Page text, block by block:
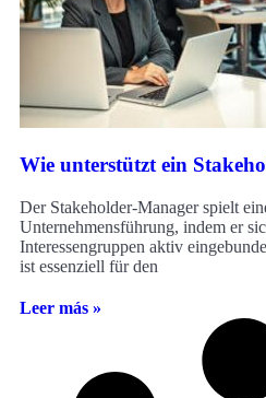
Wie unterstützt ein
Der Stakeholder-Manager spielt
Unternehmensführung, indem er
Interessengruppen aktiv
ist essenziell für den
Leer más »